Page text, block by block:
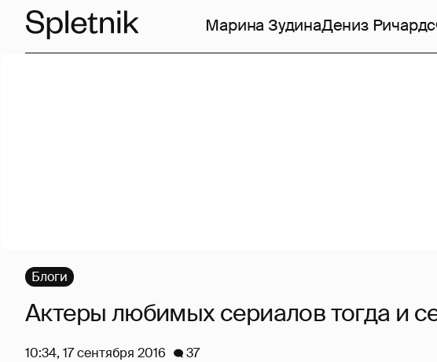
Марина ЗудинаДениз Ричардс
Блоги
Актеры любимых сериалов тогда и
10:34, 17 сентября 2016
37